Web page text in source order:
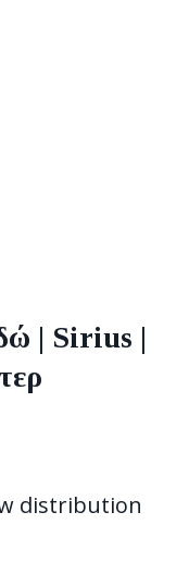
| Sirius |
distribution